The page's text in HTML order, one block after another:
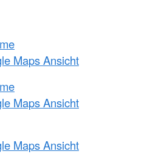
Maps Ansicht
Maps Ansicht
Maps Ansicht